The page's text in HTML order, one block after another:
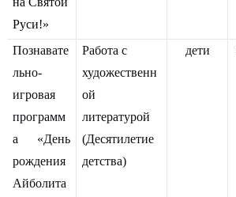
Руси!»
Познавате
льно-
игровая
программ
а «День
рождения
Айболита
Работа с
художественн
ой
литературой
(Десятилетие
детства)
дети